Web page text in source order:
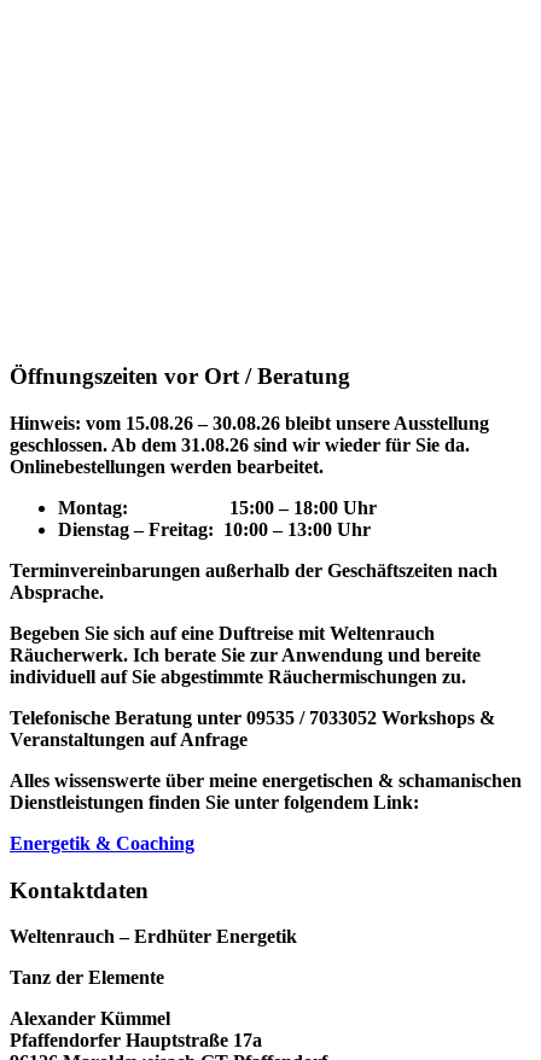
Öffnungszeiten vor Ort / Beratung
Hinweis: vom 15.08.26 – 30.08.26 bleibt unsere Ausstellung
geschlossen. Ab dem 31.08.26 sind wir wieder für Sie da.
Onlinebestellungen werden bearbeitet.
Montag: 15:00 – 18:00 Uhr
Dienstag – Freitag: 10:00 – 13:00 Uhr
Terminvereinbarungen außerhalb der Geschäftszeiten nach
Absprache.
Begeben Sie sich auf eine Duftreise mit Weltenrauch
Räucherwerk. Ich berate Sie zur Anwendung und bereite
individuell auf Sie abgestimmte Räuchermischungen zu.
Telefonische Beratung unter 09535 / 7033052 Workshops &
Veranstaltungen auf Anfrage
Alles wissenswerte über meine energetischen & schamanischen
Dienstleistungen finden Sie unter folgendem Link:
Energetik & Coaching
Kontaktdaten
Weltenrauch – Erdhüter Energetik
Tanz der Elemente
Alexander Kümmel
Pfaffendorfer Hauptstraße 17a